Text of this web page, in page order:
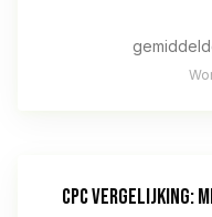
CPC VERGELIJKING: